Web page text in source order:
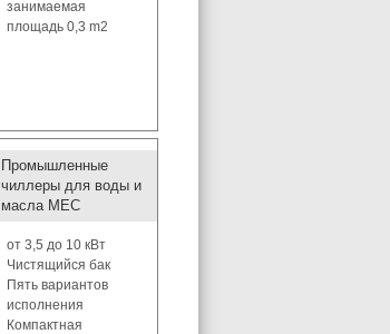
занимаемая
площадь 0,3 m2
Промышленные
чиллеры для воды и
масла MEC
от 3,5 до 10 кВт
Чистящийся бак
Пять вариантов
исполнения
Компактная